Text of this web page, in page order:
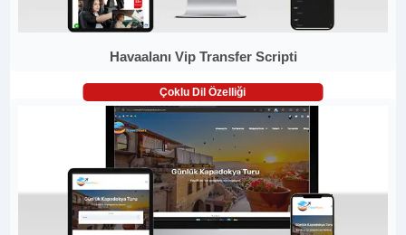
Havaalanı Vip Transfer Scripti
Çoklu Dil Özelliği